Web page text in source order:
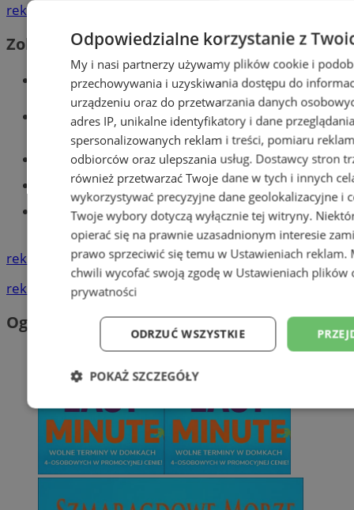
reklama
Zobacz również
Wiadomości kryminalne w Tychach
Wiadomości lokalne
Części samochodowe do -70%!
Tworzenie stron www - Tychy
Znajdź pracę - codziennie nowe
ogłoszenia
reklama
reklama
Ogłoszenia
Odpowiedzialne korzystanie z
My i nasi partnerzy używamy plików cookie i
przechowywania i uzyskiwania dostępu do
urządzeniu oraz do przetwarzania danych
adres IP, unikalne identyfikatory i dane
spersonalizowanych reklam i treści, pomiaru
odbiorców oraz ulepszania usług. Dostawcy stron
również przetwarzać Twoje dane w tych i innych
wykorzystywać precyzyjne dane geolokalizacyjne i
Twoje wybory dotyczą wyłącznie tej witryny.
opierać się na prawnie uzasadnionym interesie
prawo sprzeciwić się temu w Ustawieniach reklam.
chwili wycofać swoją zgodę w Ustawieniach plików
prywatności
ODRZUĆ WSZYSTKIE
POKAŻ SZCZEGÓŁY
Niezbędne Wydajność
Niesklasyfikowane